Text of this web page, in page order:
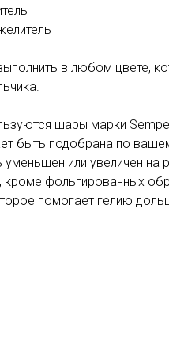
в любом цвете,
шары марки
быть подобрана по
или увеличен на
кроме фольгированных
помогает гелию